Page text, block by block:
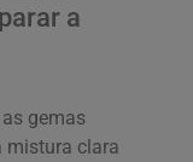
a
gemas
mistura clara